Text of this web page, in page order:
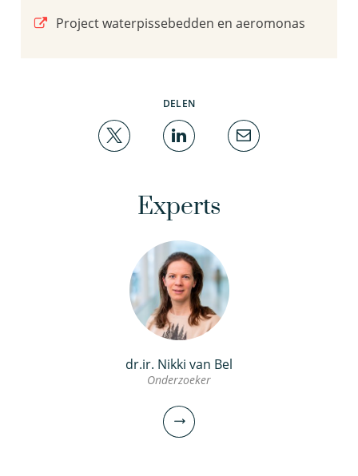
Project waterpissebedden en aeromonas
DELEN
Experts
dr.ir. Nikki van Bel
Onderzoeker